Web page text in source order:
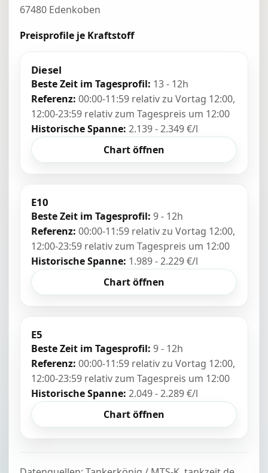
67480 Edenkoben
Preisprofile je Kraftstoff
Diesel
Beste Zeit im Tagesprofil: 13 - 12h
Referenz: 00:00-11:59 relativ zu Vortag 12:00,
12:00-23:59 relativ zum Tagespreis um 12:00
Historische Spanne: 2.139 - 2.349 €/l
Chart öffnen
E10
Beste Zeit im Tagesprofil: 9 - 12h
Referenz: 00:00-11:59 relativ zu Vortag 12:00,
12:00-23:59 relativ zum Tagespreis um 12:00
Historische Spanne: 1.989 - 2.229 €/l
Chart öffnen
E5
Beste Zeit im Tagesprofil: 9 - 12h
Referenz: 00:00-11:59 relativ zu Vortag 12:00,
12:00-23:59 relativ zum Tagespreis um 12:00
Historische Spanne: 2.049 - 2.289 €/l
Chart öffnen